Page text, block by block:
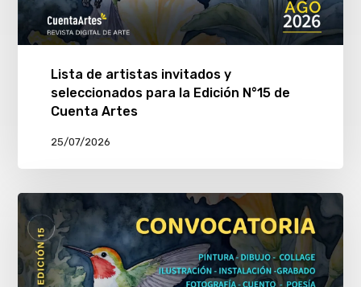
Lista de artistas invitados y
seleccionados para la Edición N°15 de
Cuenta Artes
25/07/2026